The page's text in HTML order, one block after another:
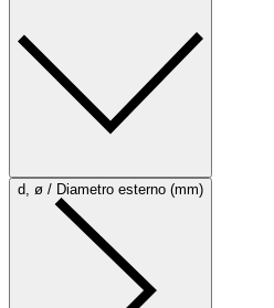
d, ø / Diametro esterno (mm)